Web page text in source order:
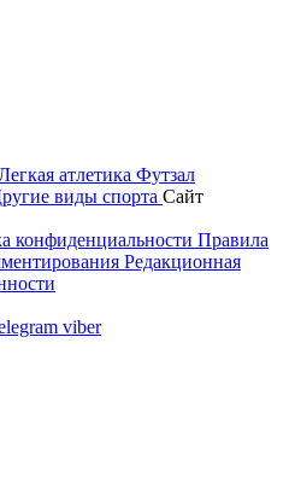
атлетика Футзал
виды спорта Сайт
конфиденциальности Правила
Редакционная
viber